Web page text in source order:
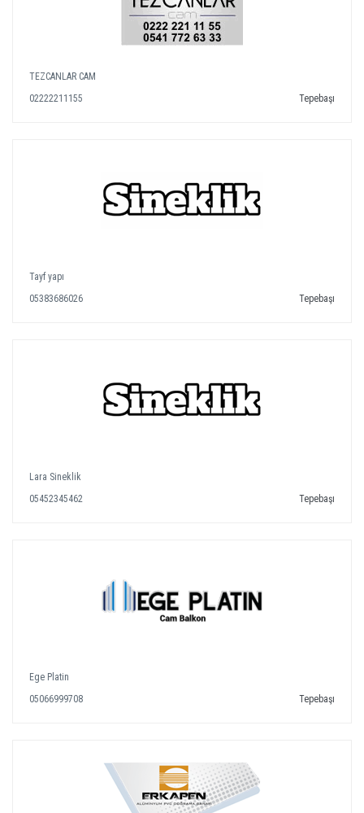
TEZCANLAR CAM
02222211155
Tepebaşı
Tayf yapı
05383686026
Tepebaşı
Lara Sineklik
05452345462
Tepebaşı
Ege Platin
05066999708
Tepebaşı